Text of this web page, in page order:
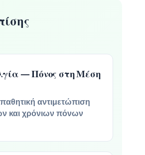
— Πόνος στη Μέση
αντιμετώπιση
και χρόνιων πόνων